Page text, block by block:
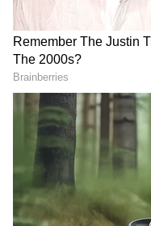
DOWNLOAD APP